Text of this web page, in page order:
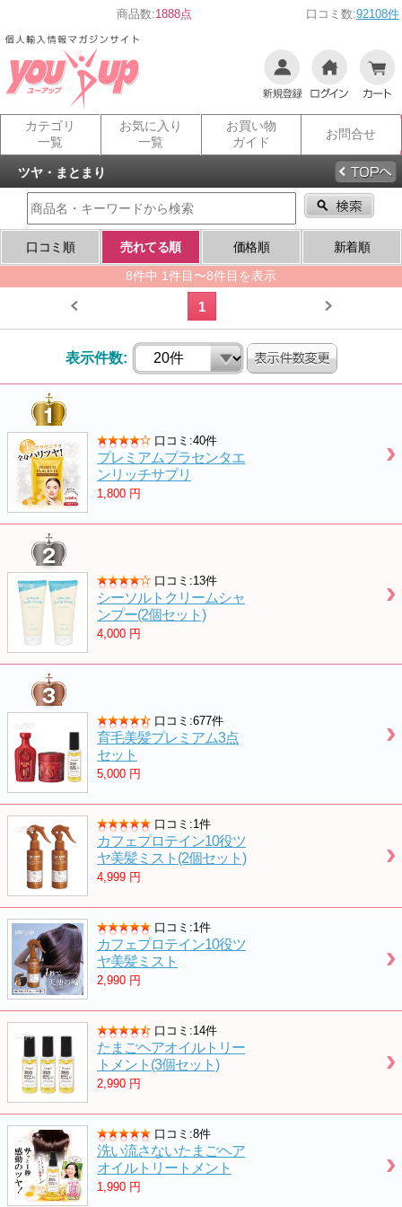
商品数:1888点 口コミ数:92108件
カテゴリ
一覧
お気に入り
一覧
お買い物
ガイド
お問合せ
ツヤ・まとまり
口コミ順 売れてる順 価格順
新着順
8件中 1件目〜8件目を表示
1
表示件数:
口コミ:40件
プレミアムプラセンタエ
ンリッチサプリ
1,800 円
口コミ:13件
シーソルトクリームシャ
ンプー(2個セット)
4,000 円
口コミ:677件
育毛美髪プレミアム3点
セット
5,000 円
口コミ:1件
カフェプロテイン10役ツ
ヤ美髪ミスト(2個セット)
4,999 円
口コミ:1件
カフェプロテイン10役ツ
ヤ美髪ミスト
2,990 円
口コミ:14件
たまごヘアオイルトリー
トメント(3個セット)
2,990 円
口コミ:8件
洗い流さないたまごヘア
オイルトリートメント
1,990 円